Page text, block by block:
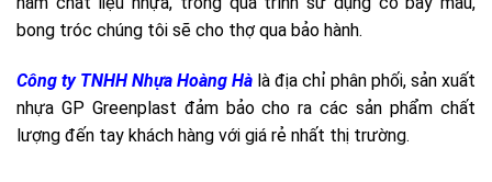
bong tróc chúng tôi sẽ cho thợ qua bảo hành.
Công ty TNHH Nhựa Hoàng Hà là địa chỉ phân phối, sản xuất
nhựa GP Greenplast đảm bảo cho ra các sản phẩm chất
lượng đến tay khách hàng với giá rẻ nhất thị trường.